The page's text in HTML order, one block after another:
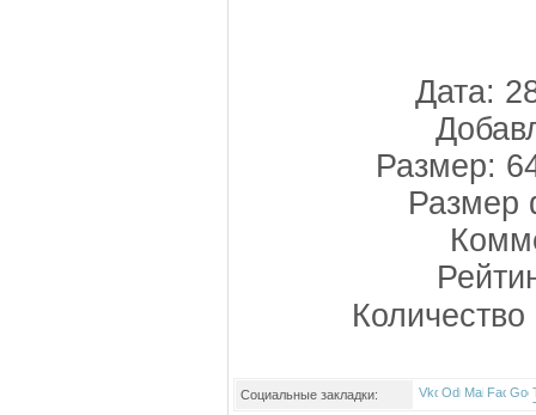
Дата:
Размер:
Размер
Социальные закладки: